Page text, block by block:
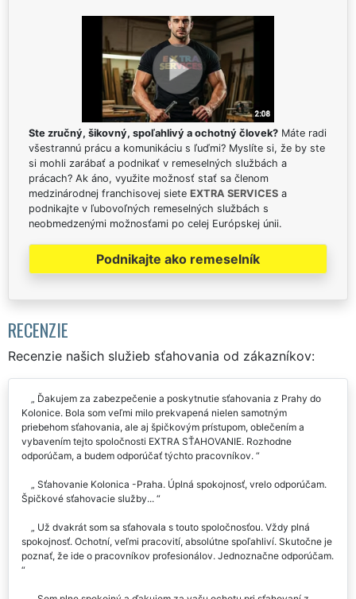
Ste zručný, šikovný, spoľahlivý a ochotný človek? Máte radi
všestrannú prácu a komunikáciu s ľuďmi? Myslíte si, že by ste
si mohli zarábať a podnikať v remeselných službách a
prácach? Ak áno, využite možnosť stať sa členom
medzinárodnej franchisovej siete EXTRA SERVICES a
podnikajte v ľubovoľných remeselných službách s
neobmedzenými možnosťami po celej Európskej únii.
Podnikajte ako remeselník
RECENZIE
Recenzie našich služieb sťahovania od zákazníkov:
Ďakujem za zabezpečenie a poskytnutie sťahovania z Prahy do
Kolonice. Bola som veľmi milo prekvapená nielen samotným
priebehom sťahovania, ale aj špičkovým prístupom, oblečením a
vybavením tejto spoločnosti EXTRA SŤAHOVANIE. Rozhodne
odporúčam, a budem odporúčať týchto pracovníkov.
Sťahovanie Kolonica -Praha. Úplná spokojnosť, vrelo odporúčam.
Špičkové sťahovacie služby...
Už dvakrát som sa sťahovala s touto spoločnosťou. Vždy plná
spokojnosť. Ochotní, veľmi pracovití, absolútne spoľahliví. Skutočne je
poznať, že ide o pracovníkov profesionálov. Jednoznačne odporúčam.